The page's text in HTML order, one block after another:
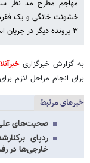
۳ پرونده دیگر در جریان است!
به گزارش خبرگزاری
برای انجام مراحل لازم
خبرهای مرتبط
صحبت‌های علی
ردپای
خارجی‌ها در